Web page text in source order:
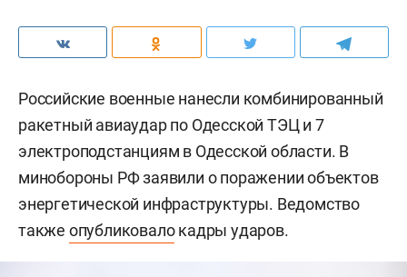
Российские военные нанесли комбинированный
ракетный авиаудар по Одесской ТЭЦ и 7
электроподстанциям в Одесской области. В
минобороны РФ заявили о поражении объектов
энергетической инфраструктуры. Ведомство
также опубликовалокадры ударов.